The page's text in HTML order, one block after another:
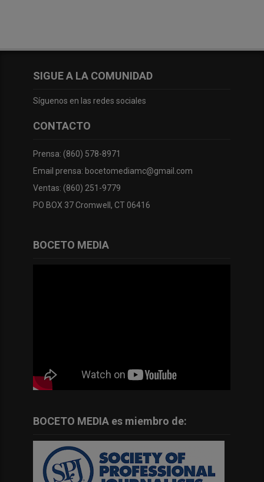
SIGUE A LA COMUNIDAD
Síguenos en las redes sociales
CONTACTO
Prensa: (860) 578-8971
Email prensa: bocetomediamc@gmail.com
Ventas: (860) 251-9779
PO BOX 37 Cromwell, CT 06416
BOCETO MEDIA
BOCETO MEDIA es miembro de: